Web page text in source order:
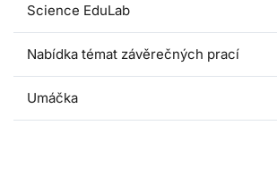
Science EduLab
Nabídka témat závěrečných prací
Umáčka